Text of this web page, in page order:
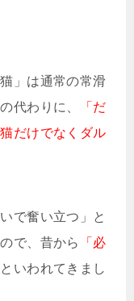
」は通常の常滑
代わりに、
「だ
だけでなくダル
で奮い立つ」と
で、昔から
「必
といわれてきまし